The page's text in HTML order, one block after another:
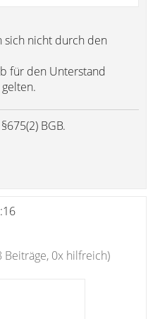
sich nicht durch den
für den Unterstand
BGB.
Beiträge, 0x hilfreich)